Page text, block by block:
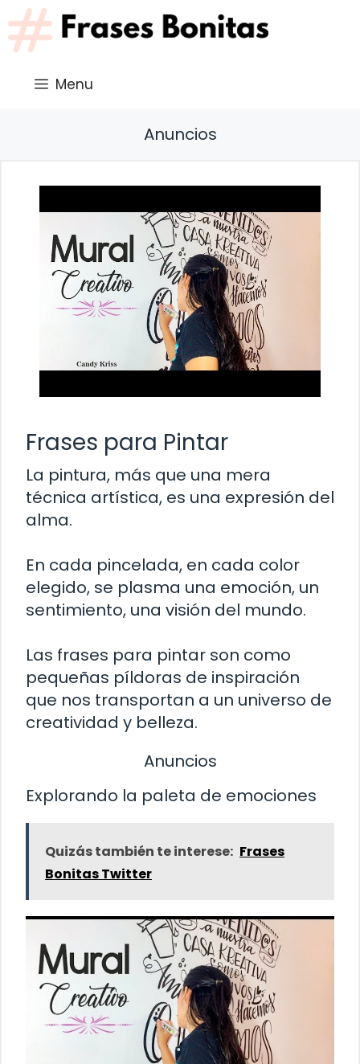
Saltar
al
contenido
Menu
Anuncios
Frases para Pintar
La pintura, más que una mera
técnica artística, es una expresión del
alma.
En cada pincelada, en cada color
elegido, se plasma una emoción, un
sentimiento, una visión del mundo.
Las frases para pintar son como
pequeñas píldoras de inspiración
que nos transportan a un universo de
creatividad y belleza.
Anuncios
Explorando la paleta de emociones
Quizás también te interese: Frases
Bonitas Twitter